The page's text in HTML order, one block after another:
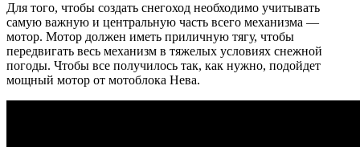
Для того, чтобы создать снегоход необходимо учитывать
самую важную и центральную часть всего механизма —
мотор. Мотор должен иметь приличную тягу, чтобы
передвигать весь механизм в тяжелых условиях снежной
погоды. Чтобы все получилось так, как нужно, подойдет
мощный мотор от мотоблока Нева.